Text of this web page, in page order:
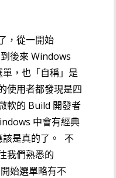
，從一開始
後來 Windows
，也「自稱」是
使用者都發現是四
軟的 Build 開發者
中會有經典
是真的了。
不
我們熟悉的
始選單略有不